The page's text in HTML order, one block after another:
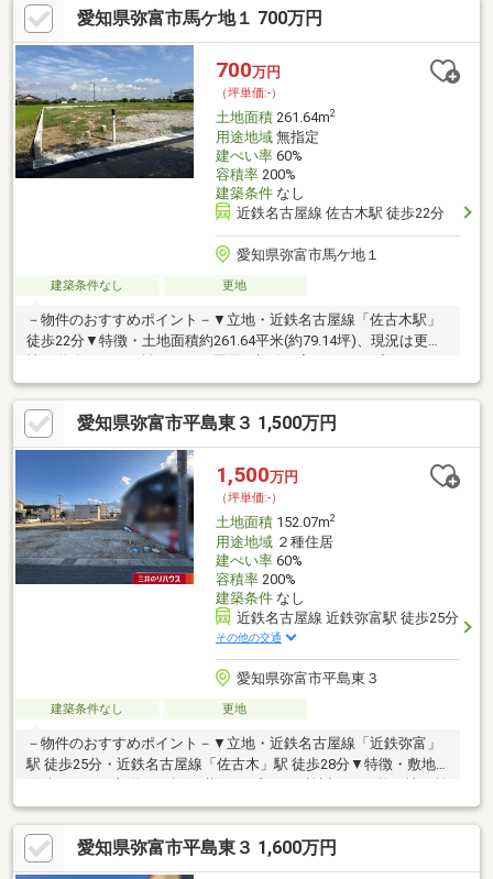
愛知県弥富市馬ケ地１ 700万円
700万円
（坪単価:-）
土地面積261.64m2
用途地域無指定
建ぺい率60%
容積率200%
建築条件なし
近鉄名古屋線 佐古木駅 徒歩22分
愛知県弥富市馬ケ地１
建築条件なし 更地
－物件のおすすめポイント－▼立地・近鉄名古屋線「佐古木駅」
徒歩22分▼特徴・土地面積約261.64平米(約79.14坪)、現況は更
地・道路からは距離があり、周囲の視線が入りにくくプライバシ
ーを守りやすい立地・路地状部分を駐車スペースやガーデニン
グ、玄関アプローチとして利用可能・ハウスメーカーを選択し、
間取りやデザインをお好みのプランにて建築できます▼周辺環
境・十四山東公園 徒歩11分(約850m)・ファミリーマート弥富子宝
店 徒歩14分(約1050m)■ ご希望の住まい探しをお手伝いします
━━━━━・・・物件の詳細・ご相談はお気軽にお問い合わせく
ださい。
愛知県弥富市平島東３ 1,500万円
1,500万円
（坪単価:-）
土地面積152.07m2
用途地域２種住居
建ぺい率60%
容積率200%
建築条件なし
近鉄名古屋線 近鉄弥富駅 徒歩25分
その他の交通
愛知県弥富市平島東３
建築条件なし 更地
－物件のおすすめポイント－▼立地・近鉄名古屋線「近鉄弥富」
駅 徒歩25分・近鉄名古屋線「佐古木」駅 徒歩28分▼特徴・敷地
面積152.07平米(約46.0坪)・様々なプランを検討できる整形地・前
面道路は北側幅員約6.0mの公道、接道間口は約8.2m・建築条件付
宅地販売ではないため、お好きなハウスメーカー・工務店で建築
可能・現況更地につき、設計プランが決まり次第スムーズに建築
へ移行可能▼周辺環境・セブンイレブン弥富六條町店 徒歩8分(約
愛知県弥富市平島東３ 1,600万円